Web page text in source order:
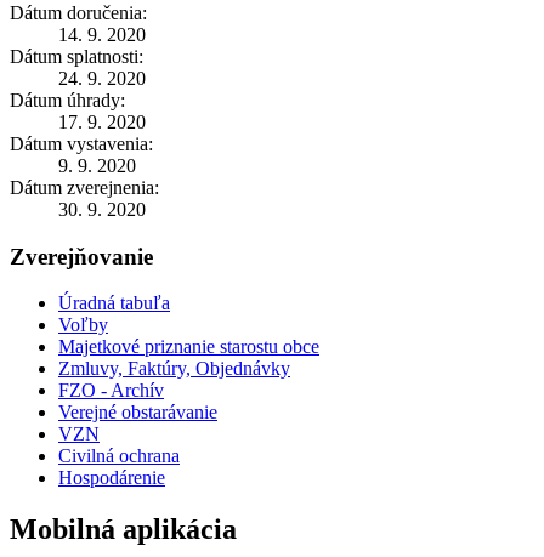
Dátum doručenia:
14. 9. 2020
Dátum splatnosti:
24. 9. 2020
Dátum úhrady:
17. 9. 2020
Dátum vystavenia:
9. 9. 2020
Dátum zverejnenia:
30. 9. 2020
Zverejňovanie
Úradná tabuľa
Voľby
Majetkové priznanie starostu obce
Zmluvy, Faktúry, Objednávky
FZO - Archív
Verejné obstarávanie
VZN
Civilná ochrana
Hospodárenie
Mobilná aplikácia